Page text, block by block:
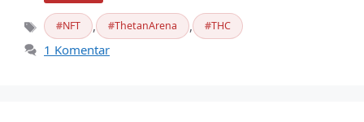
Tag NFT , ThetanArena , THC
1 Komentar